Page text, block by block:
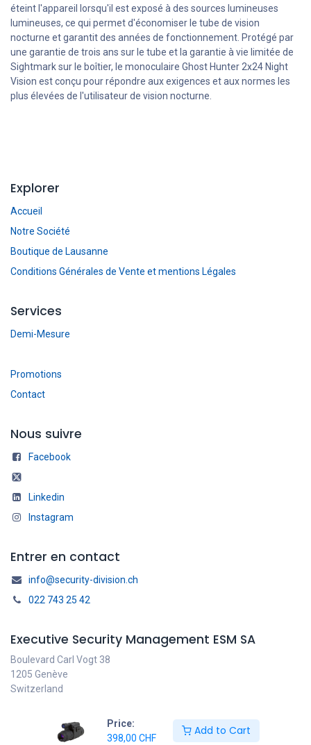
Price:
398,00 CHF
Add to Cart
éteint l'appareil lorsqu'il est exposé à des sources lumineuses
lumineuses, ce qui permet d'économiser le tube de vision
nocturne et garantit des années de fonctionnement. Protégé par
une garantie de trois ans sur le tube et la garantie à vie limitée de
Sightmark sur le boîtier, le monoculaire Ghost Hunter 2x24 Night
Vision est conçu pour répondre aux exigences et aux normes les
plus élevées de l'utilisateur de vision nocturne.
Explorer
Accueil
Notre Société
Boutique de Lausanne
Conditions Générales de Vente et mentions Légales
Services
Demi-Mesure
Promotions
Contact
Nous suivre
Facebook
Linkedin
Instagram
Entrer en contact
info@security-division.ch
022 743 25 42
Executive Security Management ESM SA
Boulevard Carl Vogt 38
1205 Genève
Switzerland